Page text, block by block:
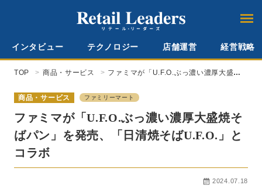
インタビュー テクノロジー 店舗運営 経営戦略
TOP 商品・サービス
ファミマが「U.F.O.ぶっ濃い濃厚大盛焼
U.F.O.」とコラボ
商品・サービス ファミリーマート
ファミマが「U.F.O.ぶっ濃い濃厚大盛焼そ
ばパン」を発売、「日清焼そばU.F.O.」と
コラボ
2024.07.18